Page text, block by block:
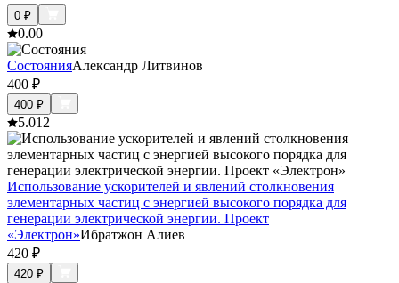
0 ₽
0.00
СостоянияАлександр Литвинов
400 ₽
400 ₽
5.012
Использование ускорителей и явлений столкновения
элементарных частиц с энергией высокого порядка для
генерации электрической энергии. Проект
«Электрон»Ибратжон Алиев
420 ₽
420 ₽